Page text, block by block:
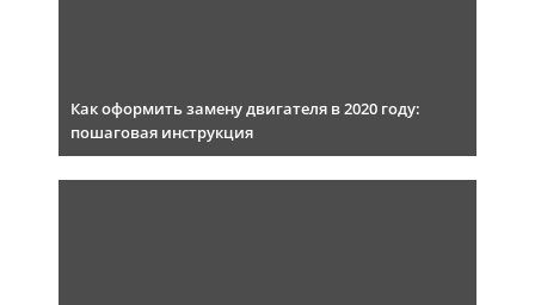
Как оформить замену двигателя в 2020 году:
пошаговая инструкция